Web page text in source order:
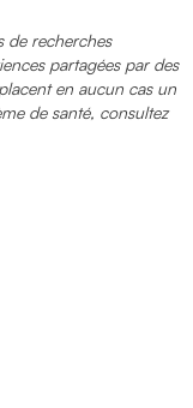
de recherches
partagées par des
en aucun cas un
de santé, consultez